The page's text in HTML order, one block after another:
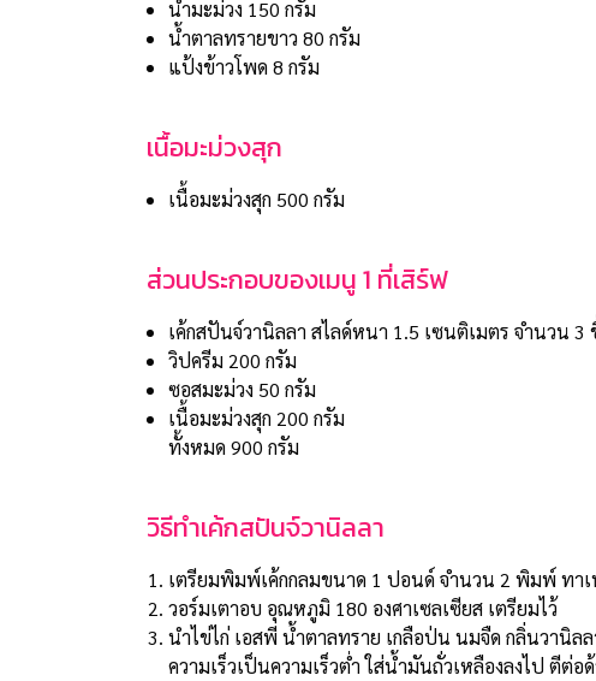
น้ำมะม่วง 150 กรัม
น้ำตาลทรายขาว 80 กรัม
แป้งข้าวโพด 8 กรัม
เนื้อมะม่วงสุก
เนื้อมะม่วงสุก 500 กรัม
ส่วนประกอบของเมนู 1 ที่เสิร์ฟ
เค้กสปันจ์วานิลลา สไลด์หนา 1.5 เซนติเมตร จำนวน 3
วิปครีม 200 กรัม
ซอสมะม่วง 50 กรัม
เนื้อมะม่วงสุก 200 กรัม
ทั้งหมด 900 กรัม
วิธีทำเค้กสปันจ์วานิลลา
เตรียมพิมพ์เค้กกลมขนาด 1 ปอนด์ จำนวน 2 พิมพ์ ทา
วอร์มเตาอบ อุณหภูมิ 180 องศาเซลเซียส เตรียมไว้
นําไข่ไก่ เอสพี น้ำตาลทราย เกลือป่น นมจืด กลิ่นวานิล
ความเร็วเป็นความเร็วต่ำ ใส่น้ำมันถั่วเหลืองลงไป ตีต่